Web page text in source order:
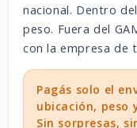
nacional. Dentro del
peso. Fuera del
con la empresa de
Pagás solo el
ubicación, peso
Sin sorpresas,